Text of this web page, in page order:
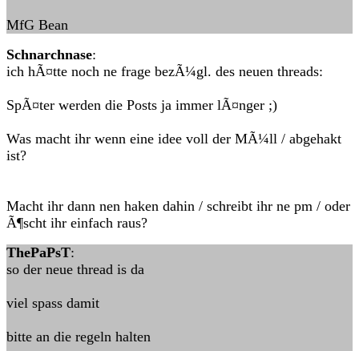
MfG Bean
Schnarchnase:
ich hÃ¤tte noch ne frage bezÃ¼gl. des neuen threads:
SpÃ¤ter werden die Posts ja immer lÃ¤nger ;)
Was macht ihr wenn eine idee voll der MÃ¼ll / abgehakt
ist?
Macht ihr dann nen haken dahin / schreibt ihr ne pm / oder
Ã¶scht ihr einfach raus?
ThePaPsT:
so der neue thread is da
viel spass damit
bitte an die regeln halten